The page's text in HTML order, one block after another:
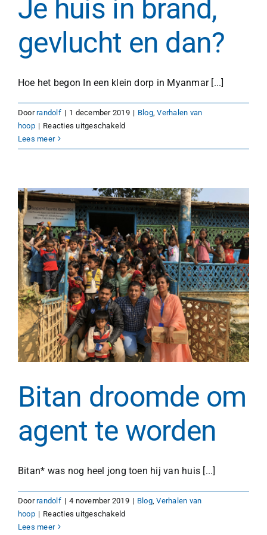
Je huis in brand,
gevlucht en dan?
Hoe het begon In een klein dorp in Myanmar [...]
Doorrandolf | 1 december 2019 | Blog,Verhalen van
hoop | Reacties uitgeschakeldvoor
huis
gevlucht
en
dan?
Lees meer
Bitan droomde om
agent te worden
Bitan* was nog heel jong toen hij van huis [...]
Doorrandolf | 4 november 2019 | Blog,Verhalen van
hoop | Reacties uitgeschakeldvoor
Lees meer